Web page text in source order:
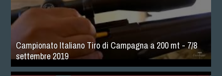
Campionato Italiano Tiro di Campagna a 200 mt - 7/8
settembre 2019